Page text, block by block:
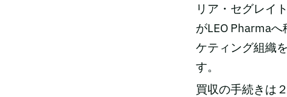
リア・セグレイ
がLEO Pharma
ケティング組織
す。
買収の手続きは